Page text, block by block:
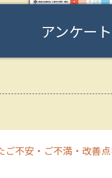
アンケー
不安・ご不満・改善